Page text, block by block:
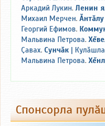
Аркадий Лукин. Ленин
Михаил Мерчен. Ăнтăлу
Георгий Ефимов.
Мальвина Петрова.
Ҫавах. Сунчăк |
Мальвина Петрова.
Спонсорла